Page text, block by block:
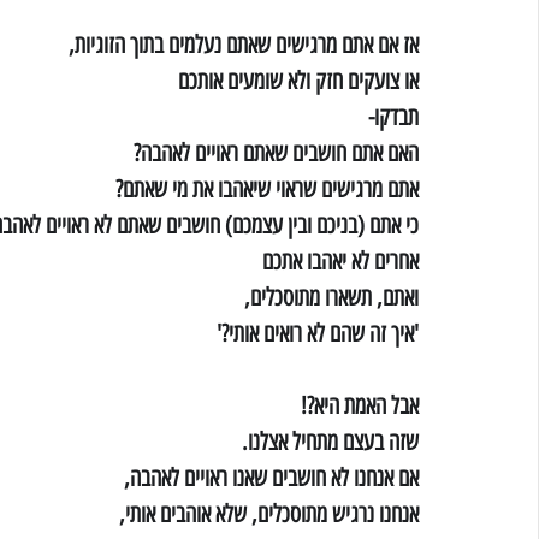
אז אם אתם מרגישים שאתם נעלמים בתוך הזוגיות,
או צועקים חזק ולא שומעים אותכם
תבדקו-
האם אתם חושבים שאתם ראויים לאהבה?
אתם מרגישים שראוי שיאהבו את מי שאתם?
כי אתם (בניכם ובין עצמכם) חושבים שאתם לא ראויים
אחרים לא יאהבו אתכם
ואתם, תשארו מתוסכלים,
'איך זה שהם לא רואים אותי?'
אבל האמת היא?!
שזה בעצם מתחיל אצלנו.
אם אנחנו לא חושבים שאנו ראויים לאהבה,
אנחנו נרגיש מתוסכלים, שלא אוהבים אותי,